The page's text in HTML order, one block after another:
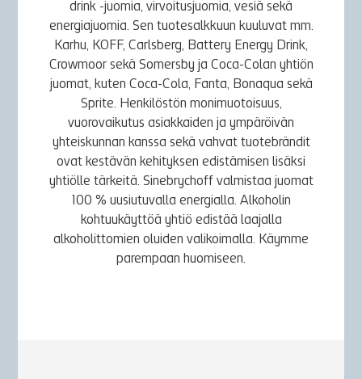
drink -juomia, virvoitusjuomia, vesiä sekä
energiajuomia. Sen tuotesalkkuun kuuluvat mm.
Karhu, KOFF, Carlsberg, Battery Energy Drink,
Crowmoor sekä Somersby ja Coca-Colan yhtiön
juomat, kuten Coca-Cola, Fanta, Bonaqua sekä
Sprite. Henkilöstön monimuotoisuus,
vuorovaikutus asiakkaiden ja ympäröivän
yhteiskunnan kanssa sekä vahvat tuotebrändit
ovat kestävän kehityksen edistämisen lisäksi
yhtiölle tärkeitä. Sinebrychoff valmistaa juomat
100 % uusiutuvalla energialla. Alkoholin
kohtuukäyttöä yhtiö edistää laajalla
alkoholittomien oluiden valikoimalla. Käymme
parempaan huomiseen.